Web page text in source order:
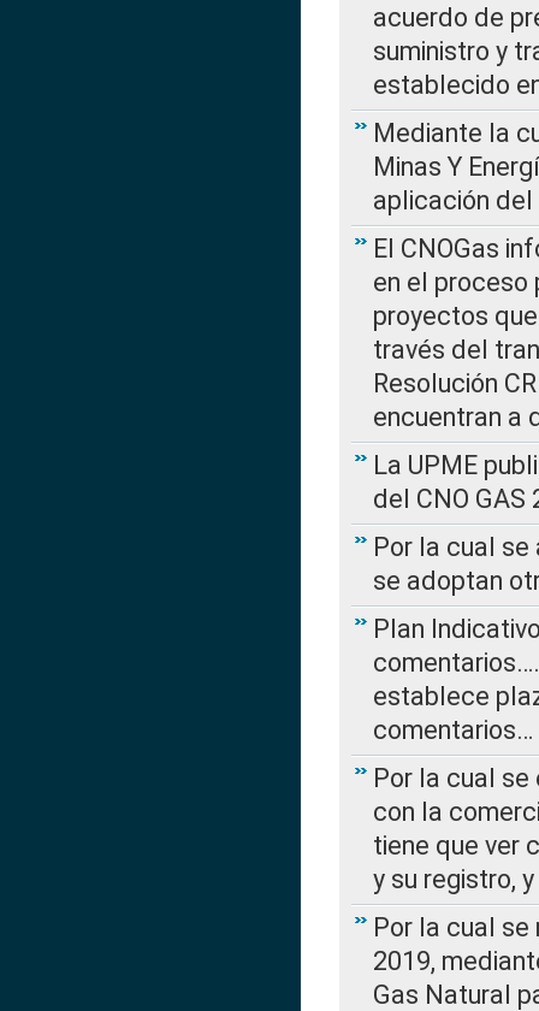
acuerdo de
suministro y
establecido
Mediante la
Minas Y
aplicación
El CNOGas
en el proceso
proyectos
través del
Resolución
encuentran a
La UPME
del CNO
Por la cual
se adoptan
Plan
establece
comentarios…
Por la cual
con la
tiene que ver
y su registro,
Por la cual
2019,
Gas Natural